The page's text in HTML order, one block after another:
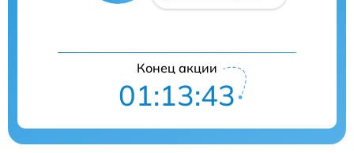
Конец акции
01:13:42